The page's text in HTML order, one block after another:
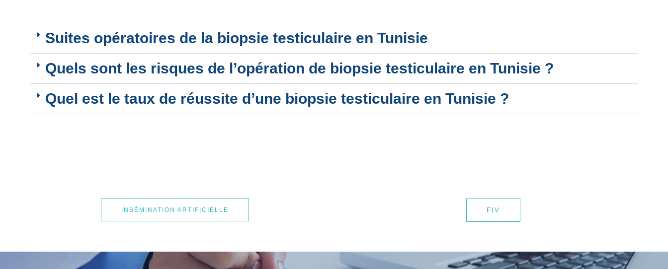
Suites opératoires de la biopsie testiculaire en Tunisie
Quels sont les risques de l’opération de biopsie testiculaire en Tunisie ?
Quel est le taux de réussite d’une biopsie testiculaire en Tunisie ?
INSÉMINATION ARTIFICIELLE FIV